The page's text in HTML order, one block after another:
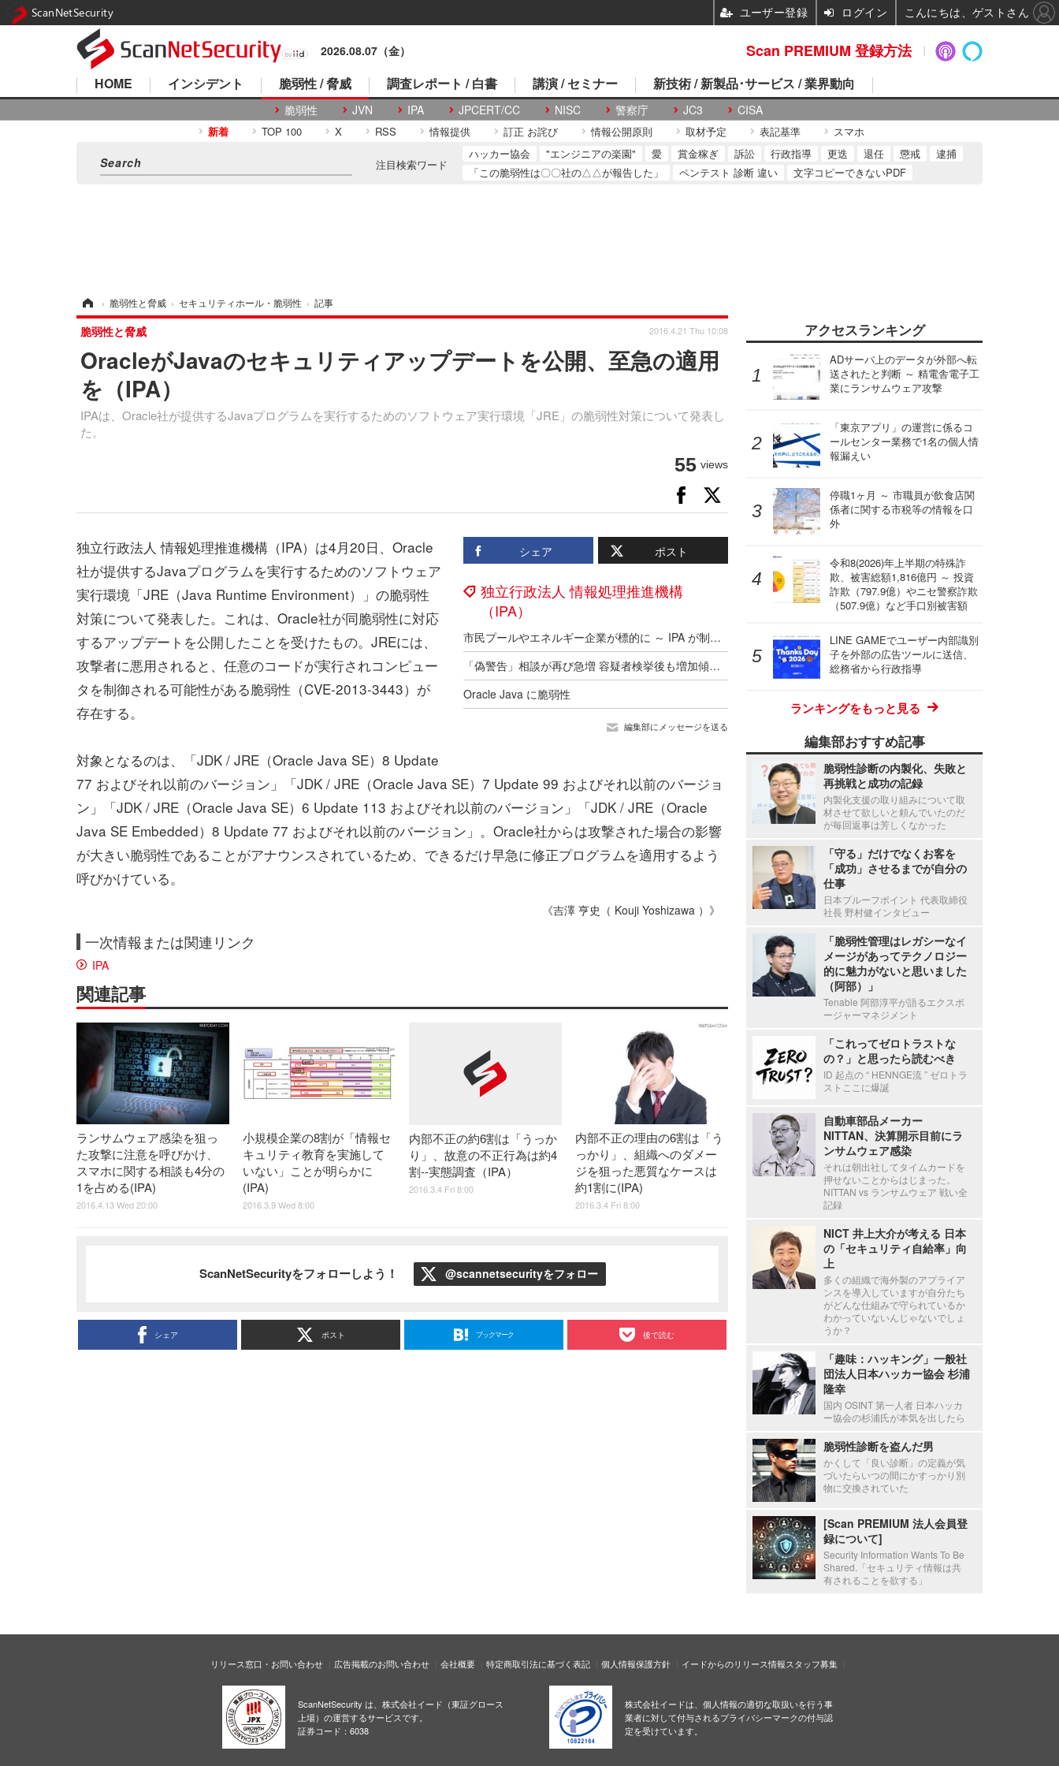
2026.08.07（金）
HOME インシデント 脆弱性 / 脅威
脆弱性 JVN IPA JPCERT/CC NISC 警察庁 JC3 CISA
調査レポート / 白書 講演 / セミナー 新技術 / 新製品･サービス / 業界動向
新着 TOP 100 X RSS 情報提供 訂正 お詫び 情報公開原則 取材予定 表記基準 スマホ
注目検索ワード
ハッカー協会 "エンジニアの楽園" 愛 賞金稼ぎ 訴訟 行政指導 更迭 退任 懲戒
逮捕
「この脆弱性は〇〇社の△△が報告した」
ペンテスト 診断 違い 文字コピーできないPDF
› 脆弱性と脅威 › セキュリティホール・脆弱性 › 記事
OracleがJavaのセキュリティアップデートを公開、至急の適用
を（IPA）
IPAは、Oracle社が提供するJavaプログラムを実行するためのソフトウェア実行環境「JRE」の脆弱性対策について発表し
た。
脆弱性と脅威 2016.4.21 Thu 10:08
55 views
シェア ポスト
独立行政法人 情報処理推進機構
（IPA）
市民プールやエネルギー企業が標的に ～ IPA が制御システムの最新サイバーインシデント事例を追加
「偽警告」相談が再び急増 容疑者検挙後も増加傾向が続く ～ 2026年第2四半期 IPA 情報セキュリティ安心相談窓口の相談状況
Oracle Java に脆弱性
編集部にメッセージを送る
独立行政法人 情報処理推進機構（IPA）は4月20日、Oracle
社が提供するJavaプログラムを実行するためのソフトウェア
実行環境「JRE（Java Runtime Environment）」の脆弱性
対策について発表した。これは、Oracle社が同脆弱性に対応
するアップデートを公開したことを受けたもの。JREには、
攻撃者に悪用されると、任意のコードが実行されコンピュー
タを制御される可能性がある脆弱性（CVE-2013-3443）が
存在する。
対象となるのは、「JDK / JRE（Oracle Java SE）8 Update
77 およびそれ以前のバージョン」「JDK / JRE（Oracle Java SE）7 Update 99 およびそれ以前のバージョ
ン」「JDK / JRE（Oracle Java SE）6 Update 113 およびそれ以前のバージョン」「JDK / JRE（Oracle
Java SE Embedded）8 Update 77 およびそれ以前のバージョン」。Oracle社からは攻撃された場合の影響
が大きい脆弱性であることがアナウンスされているため、できるだけ早急に修正プログラムを適用するよう
呼びかけている。
《吉澤 亨史（ Kouji Yoshizawa ）》
一次情報または関連リンク
IPA
関連記事
ランサムウェア感染を狙っ
た攻撃に注意を呼びかけ、
スマホに関する相談も4分の
1を占める(IPA)
2016.4.13 Wed 20:00
小規模企業の8割が「情報セ
キュリティ教育を実施して
いない」ことが明らかに
(IPA)
2016.3.9 Wed 8:00
内部不正の約6割は「うっか
り」、故意の不正行為は約4
割--実態調査（IPA）
2016.3.4 Fri 8:00
内部不正の理由の6割は「う
っかり」、組織へのダメー
ジを狙った悪質なケースは
約1割に(IPA)
2016.3.4 Fri 8:00
ScanNetSecurityをフォローしよう！ @scannetsecurityをフォロー
シェア ポスト ブックマーク 後で読む
アクセスランキング
ADサーバ上のデータが外部へ転
送されたと判断 ～ 精電舎電子工
業にランサムウェア攻撃
「東京アプリ」の運営に係るコ
ールセンター業務で1名の個人情
報漏えい
停職1ヶ月 ～ 市職員が飲食店関
係者に関する市税等の情報を口
外
令和8(2026)年上半期の特殊詐
欺、被害総額1,816億円 ～ 投資
詐欺（797.9億）やニセ警察詐欺
（507.9億）など手口別被害額
LINE GAMEでユーザー内部識別
子を外部の広告ツールに送信、
総務省から行政指導
ランキングをもっと見る
編集部おすすめ記事
脆弱性診断の内製化、失敗と
再挑戦と成功の記録
内製化支援の取り組みについて取
材させて欲しいと頼んでいたのだ
が毎回返事は芳しくなかった
「守る」だけでなくお客を
「成功」させるまでが自分の
仕事
日本プルーフポイント 代表取締役
社長 野村健インタビュー
「脆弱性管理はレガシーなイ
メージがあってテクノロジー
的に魅力がないと思いました
（阿部）」
Tenable 阿部淳平が語るエクスポ
ージャーマネジメント
「これってゼロトラストな
の？」と思ったら読むべき
ID 起点の “ HENNGE流 ” ゼロトラ
ストここに爆誕
自動車部品メーカー
NITTAN、決算開示目前にラ
ンサムウェア感染
それは朝出社してタイムカードを
押せないことからはじまった。
NITTAN vs ランサムウェア 戦い全
記録
NICT 井上大介が考える 日本
の「セキュリティ自給率」向
上
多くの組織で海外製のアプライア
ンスを導入していますが自分たち
がどんな仕組みで守られているか
わかっていないんじゃないでしょ
うか？
「趣味：ハッキング」一般社
団法人日本ハッカー協会 杉浦
隆幸
国内 OSINT 第一人者 日本ハッカ
ー協会の杉浦氏が本気を出したら
脆弱性診断を盗んだ男
かくして「良い診断」の定義が気
づいたらいつの間にかすっかり別
物に交換されていた
[Scan PREMIUM 法人会員登
録について]
Security Information Wants To Be
Shared.「セキュリティ情報は共
有されることを欲する」
リリース窓口・お問い合わせ 広告掲載のお問い合わせ 会社概要 特定商取引法に基づく表記 個人情報保護方針 イードからのリリース情報スタッフ募集
ScanNetSecurity は、株式会社イード（東証グロース
上場）の運営するサービスです。
証券コード：6038
株式会社イードは、個人情報の適切な取扱いを行う事
業者に対して付与されるプライバシーマークの付与認
定を受けています。
Scan PREMIUM 登録方法
ScanNetSecurity ユーザー登録 ログイン こんにちは、ゲストさん